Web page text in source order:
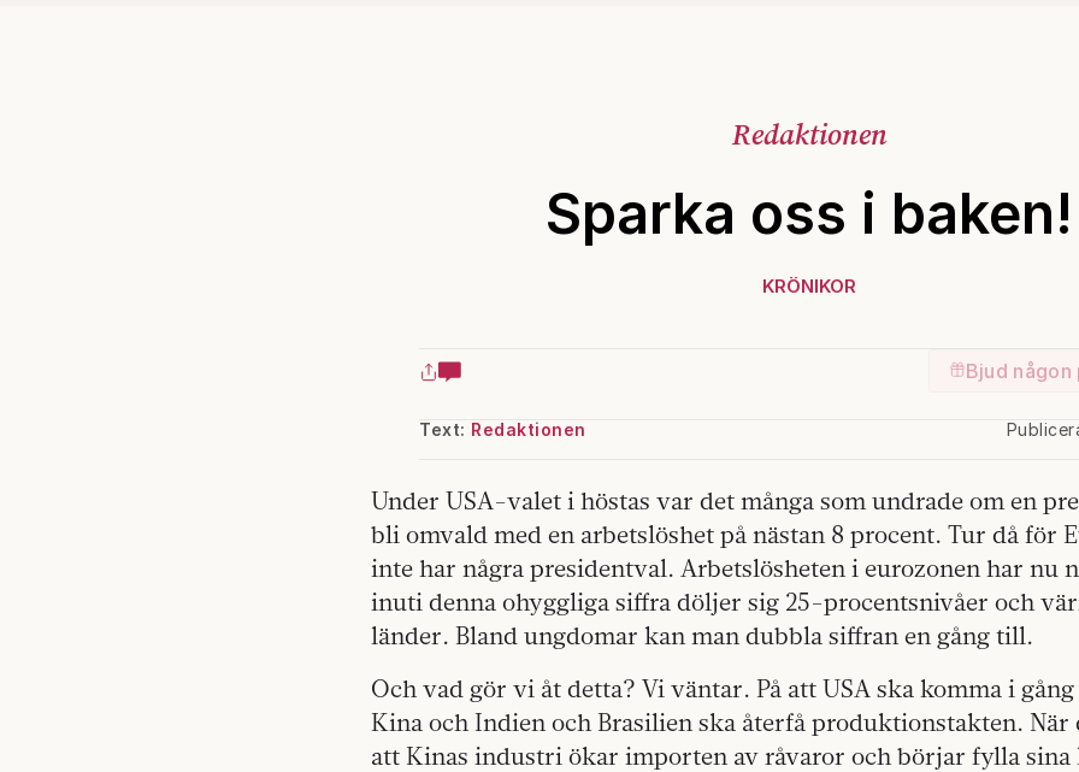
Redaktionen
Sparka oss i baken!
KRÖNIKOR
Bjud
Text: Redaktionen
Under USA-valet i höstas var det många som undrade om en
bli omvald med en arbetslöshet på nästan 8 procent. Tur då för
inte har några presidentval. Arbetslösheten i eurozonen har nu
inuti denna ohyggliga siffra döljer sig 25-procentsnivåer och
länder. Bland ungdomar kan man dubbla siffran en gång till.
Och vad gör vi åt detta? Vi väntar. På att USA ska komma i
Kina och Indien och Brasilien ska återfå produktionstakten. När
att Kinas industri ökar importen av råvaror och börjar fylla sina